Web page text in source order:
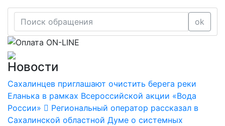
ok
Новости
Сахалинцев приглашают очистить берега реки
Еланька в рамках Всероссийской акции «Вода
России»
Региональный оператор рассказал в
Сахалинской областной Думе о системных